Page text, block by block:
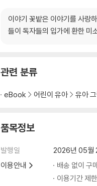
이야기 꽃밭은 이야기를 사랑
들이 독자들의 입가에 환한 미
관련 분류
eBook 어린이 유아 유아
품목정보
발행일
2026년 05월
이용안내
배송 없이 구
이용기간 제